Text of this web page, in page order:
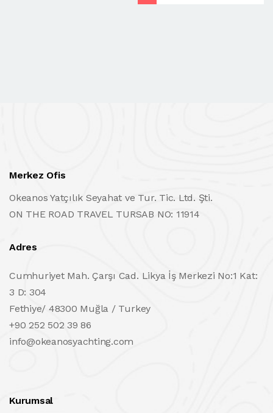
Merkez Ofis
Okeanos Yatçılık Seyahat ve Tur. Tic. Ltd. Şti.
ON THE ROAD TRAVEL TURSAB NO: 11914
Adres
Cumhuriyet Mah. Çarşı Cad. Likya İş Merkezi No:1 Kat:
3 D: 304
Fethiye/ 48300 Muğla / Turkey
+90 252 502 39 86
info@okeanosyachting.com
Kurumsal